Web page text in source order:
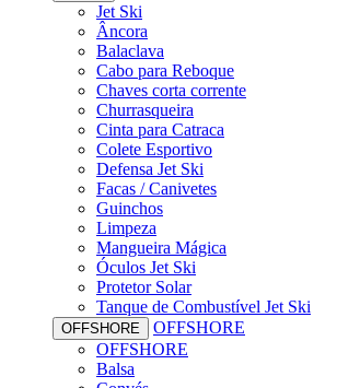
Jet Ski
Âncora
Balaclava
Cabo para Reboque
Chaves corta corrente
Churrasqueira
Cinta para Catraca
Colete Esportivo
Defensa Jet Ski
Facas / Canivetes
Guinchos
Limpeza
Mangueira Mágica
Óculos Jet Ski
Protetor Solar
Tanque de Combustível Jet Ski
OFFSHORE
OFFSHORE
OFFSHORE
Balsa